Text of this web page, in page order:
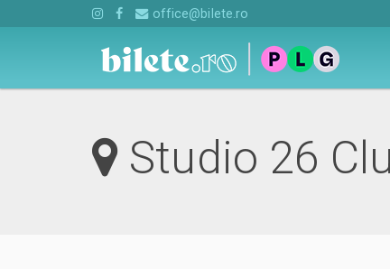
office@bilete.ro
Studio 26